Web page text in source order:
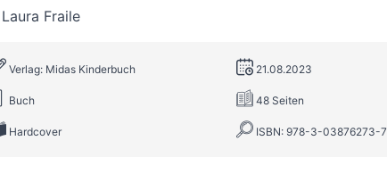
Laura Fraile
Verlag: Midas Kinderbuch 21.08.2023
Buch 48 Seiten
Hardcover ISBN: 978-3-03876273-7